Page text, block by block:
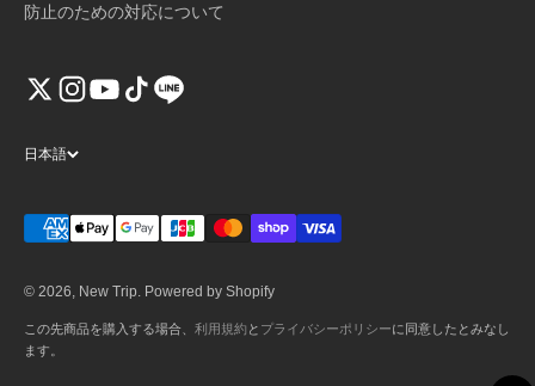
防止のための対応について
日本語
© 2026, New Trip. Powered by Shopify
この先商品を購入する場合、 利用規約 と プライバシーポリシーに同意したとみなし
ます。